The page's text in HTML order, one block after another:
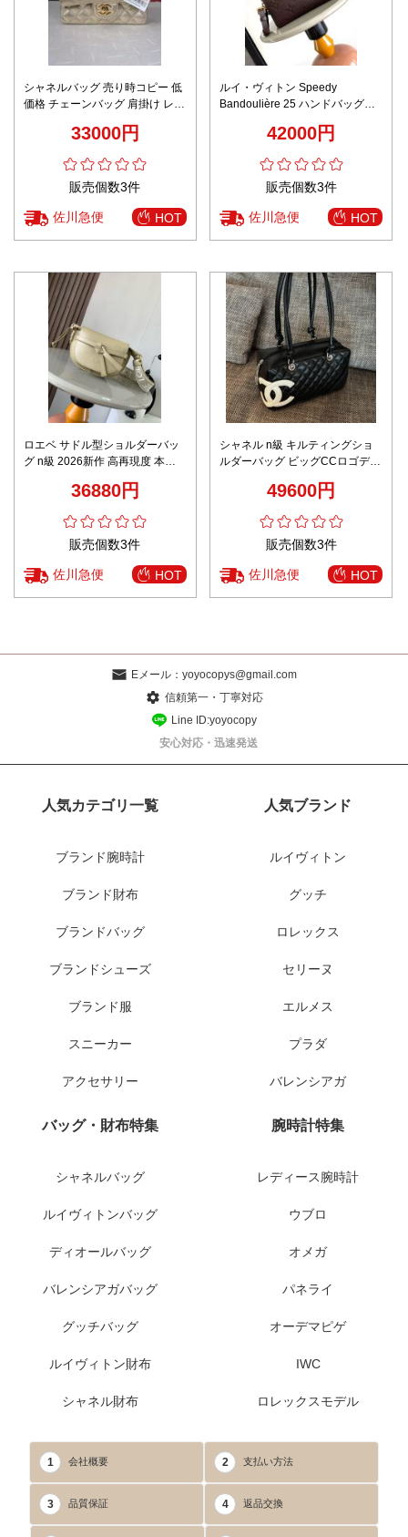
シャネルバッグ 売り時コピー 低
価格 チェーンバッグ 肩掛け レデ
33000円
販売個数3件
佐川急便 HOT
ルイ・ヴィトン Speedy
Bandoulière 25 ハンドバッグ
再現度 細部まで忠実 上質感仕上
42000円
販売個数3件
佐川急便 HOT
ロエベ サドル型ショルダーバッ
グ n級 2026新作 高再現度 本革
げ 安心サイト 実店舗運営
36880円
販売個数3件
佐川急便 HOT
シャネル n級 キルティングショ
ルダーバッグ ビッグCCロゴデザ
49600円
販売個数3件
佐川急便 HOT
Eメール： yoyocopys@gmail.com
信頼第一・丁寧対応
Line ID:yoyocopy
安心対応・迅速発送
人気カテゴリ一覧
ブランド腕時計
ブランド財布
ブランドバッグ
ブランドシューズ
ブランド服
スニーカー
アクセサリー
人気ブランド
ルイヴィトン
グッチ
ロレックス
セリーヌ
エルメス
プラダ
バレンシアガ
バッグ・財布特集
シャネルバッグ
ルイヴィトンバッグ
ディオールバッグ
バレンシアガバッグ
グッチバッグ
ルイヴィトン財布
シャネル財布
腕時計特集
レディース腕時計
ウブロ
オメガ
パネライ
オーデマピゲ
IWC
ロレックスモデル
1 会社概要 2 支払い方法
3 品質保証 4 返品交換